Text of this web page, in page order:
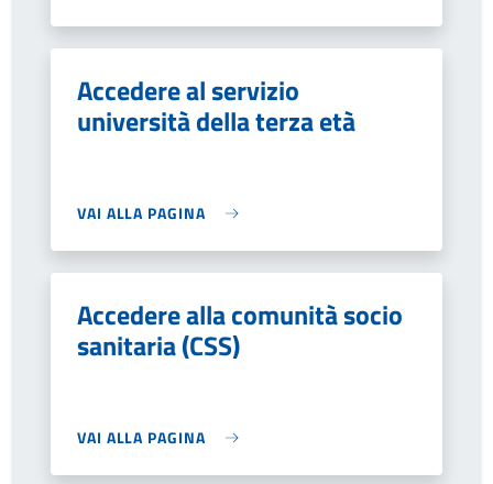
Accedere al servizio
università della terza età
VAI ALLA PAGINA
Accedere alla comunità socio
sanitaria (CSS)
VAI ALLA PAGINA